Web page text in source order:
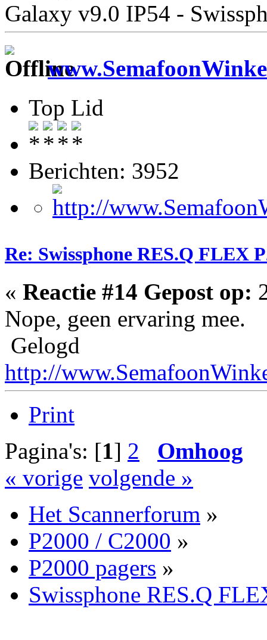
Galaxy v9.0 IP54 -
Top Lid
Berichten: 3952
Re: Swissphone RES.Q FLEX
« Reactie #14 Gepost op:
Nope, geen ervaring mee.
Gelogd
http://
Print
Pagina's: [1] 2
Omhoog
« vorige volgende »
Het Scannerforum »
P2000 / C2000 »
P2000 pagers »
Swissphone RES.Q